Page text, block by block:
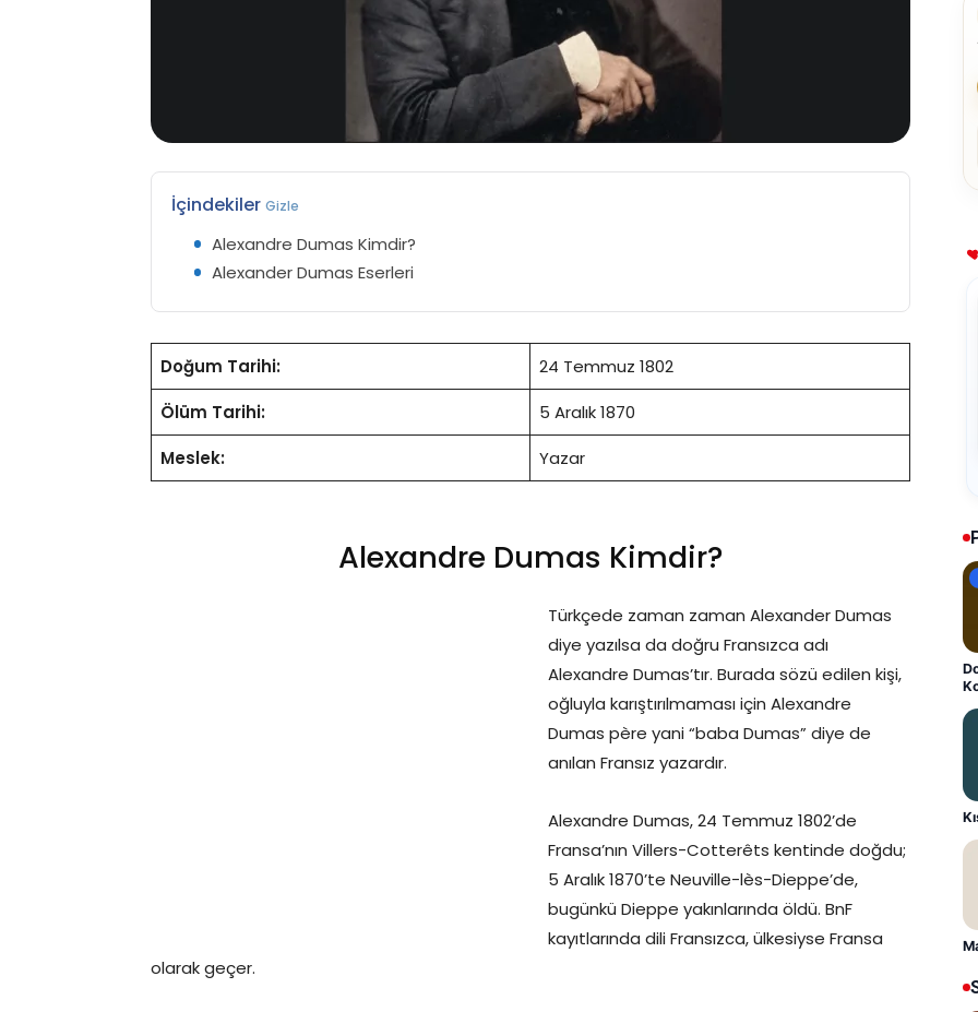
İçindekiler Gizle
Alexandre Dumas Kimdir?
Alexander Dumas Eserleri
Doğum Tarihi:
24 Temmuz 1802
Ölüm Tarihi:
5 Aralık 1870
Meslek:
Yazar
Alexandre Dumas Kimdir?
Türkçede zaman zaman Alexander Dumas
diye yazılsa da doğru Fransızca adı
Alexandre Dumas’tır. Burada sözü edilen kişi,
oğluyla karıştırılmaması için Alexandre
Dumas père yani “baba Dumas” diye de
anılan Fransız yazardır.
Alexandre Dumas, 24 Temmuz 1802’de
Fransa’nın Villers-Cotterêts kentinde doğdu;
5 Aralık 1870’te Neuville-lès-Dieppe’de,
bugünkü Dieppe yakınlarında öldü. BnF
kayıtlarında dili Fransızca, ülkesiyse Fransa
olarak geçer.